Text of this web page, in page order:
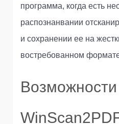
программа, когда есть
распознанвании
и сохранении ее на
востребованном
Возможности